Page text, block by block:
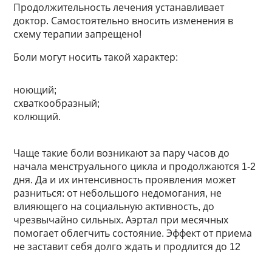
Продолжительность лечения устанавливает
доктор. Самостоятельно вносить изменения в
схему терапии запрещено!
Боли могут носить такой характер:
ноющий;
схваткообразный;
колющий.
Чаще такие боли возникают за пару часов до
начала менструального цикла и продолжаются 1-2
дня. Да и их интенсивность проявления может
разниться: от небольшого недомогания, не
влияющего на социальную активность, до
чрезвычайно сильных. Аэртал при месячных
помогает облегчить состояние. Эффект от приема
не заставит себя долго ждать и продлится до 12